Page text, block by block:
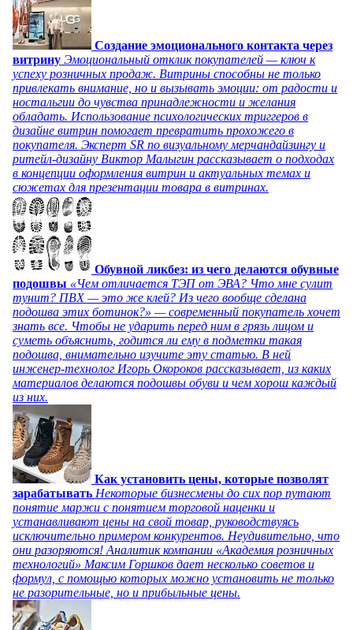
Создание эмоционального контакта через
витрину Эмоциональный отклик покупателей — ключ к
успеху розничных продаж. Витрины способны не только
привлекать внимание, но и вызывать эмоции: от радости и
ностальгии до чувства принадлежности и желания
обладать. Использование психологических триггеров в
дизайне витрин помогает превратить прохожего в
покупателя. Эксперт SR по визуальному мерчандайзингу и
ритейл-дизайну Виктор Малыгин рассказывает о подходах
в концепции оформления витрин и актуальных темах и
сюжетах для презентации товара в витринах.
Обувной ликбез: из чего делаются обувные
подошвы «Чем отличается ТЭП от ЭВА? Что мне сулит
тунит? ПВХ — это же клей? Из чего вообще сделана
подошва этих ботинок?» — современный покупатель хочет
знать все. Чтобы не ударить перед ним в грязь лицом и
суметь объяснить, годится ли ему в подметки такая
подошва, внимательно изучите эту статью. В ней
инженер-технолог Игорь Окороков рассказывает, из каких
материалов делаются подошвы обуви и чем хорош каждый
из них.
Как установить цены, которые позволят
зарабатывать Некоторые бизнесмены до сих пор путают
понятие маржи с понятием торговой наценки и
устанавливают цены на свой товар, руководствуясь
исключительно примером конкурентов. Неудивительно, что
они разоряются! Аналитик компании «Академия розничных
технологий» Максим Горшков дает несколько советов и
формул, с помощью которых можно установить не только
не разорительные, но и прибыльные цены.